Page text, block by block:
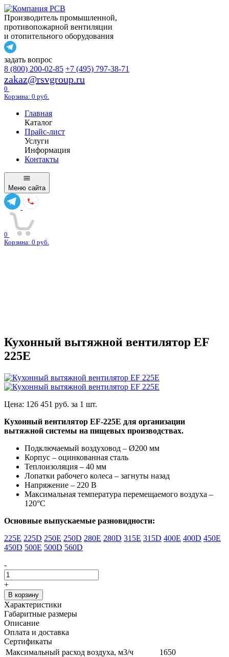
Производитель промышленной,
противопожарной вентиляции
и отопительного оборудования
задать вопрос
8 (800) 200-02-85 +7 (495) 797-38-71
zakaz@rsvgroup.ru
0
Корзина: 0 руб.
Главная
Каталог
Прайс-лист
Услуги
Информация
Контакты
Меню сайта
0
Корзина: 0 руб.
Кухонный вытяжной вентилятор EF
225E
Цена: 126 451 руб. за 1 шт.
Кухонный вентилятор EF-225E для организации
вытяжной системы на пищевых производствах.
Подключаемый воздуховод – Ø200 мм
Корпус – оцинкованная сталь
Теплоизоляция – 40 мм
Лопатки рабочего колеса – загнуты назад
Напряжение – 220 В
Максимальная температура перемещаемого воздуха –
120°С
Основные выпускаемые разновидности:
225E 225D 250E 250D 280E 280D 315E 315D 400E 400D 450E
450D 500E 500D 560D
-
+
В корзину
Характеристики
Габаритные размеры
Описание
Оплата и доставка
Сертификаты
Максимальный расход воздуха, м3/ч
1650